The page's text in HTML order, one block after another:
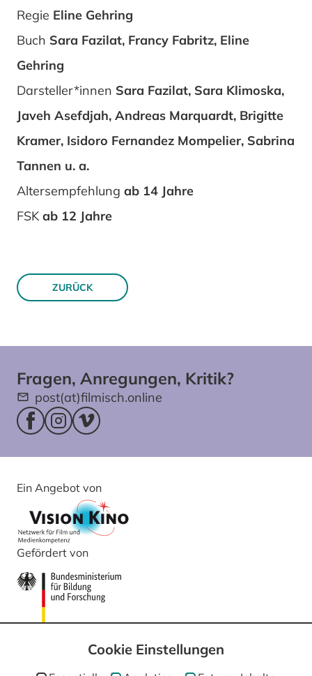
Regie Eline Gehring
Buch Sara Fazilat, Francy Fabritz, Eline
Gehring
Darsteller*innen Sara Fazilat, Sara Klimoska,
Javeh Asefdjah, Andreas Marquardt, Brigitte
Kramer, Isidoro Fernandez Mompelier, Sabrina
Tannen u. a.
Altersempfehlung ab 14 Jahre
FSK ab 12 Jahre
ZURÜCK
Fragen, Anregungen, Kritik?
post(at)filmisch.online
Facebookseite (öffnet im neuen Fenster)
Instagram (öffnet im neuen Fenster)
Vimeo (öffnet im neuen Fenster)
Ein Angebot von
Gefördert von
Cookie Einstellungen